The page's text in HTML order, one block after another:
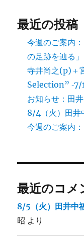
最近の投稿
今週のご案内
の足跡を辿る」
寺井尚之(p)＋
Selection” ‐7/
お知らせ：田
8/4（火）田井
今週のご案内
最近のコメ
8/5（火）田井中
昭 より